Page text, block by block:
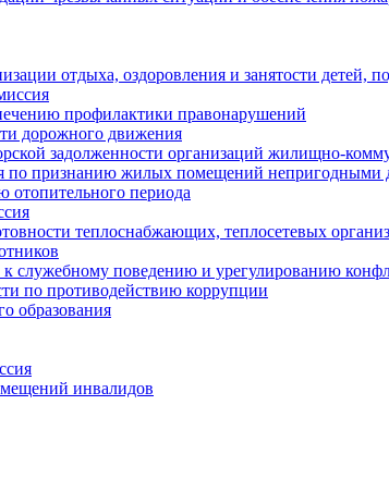
отдыха, оздоровления и занятости детей,
профилактики правонарушений
дорожного движения
задолженности организаций жилищно-
по признанию жилых помещений непригодными
отопительного периода
теплоснабжающих, теплосетевых
служебному поведению и урегулированию
по противодействию коррупции
образования
инвалидов